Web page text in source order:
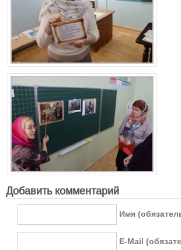
Добавить комментарий
Имя
E-Mail